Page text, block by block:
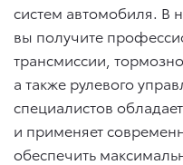
систем автомобиля. В
вы получите
трансмиссии,
а также рулевого
специалистов
и применяет
обеспечить